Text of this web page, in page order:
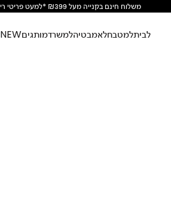
משלוח חינם בקנייה מעל ₪399 *למעט פריטי ריהוט
לביתלמטבחלאמבטיהלמשרדמותגיםNEW